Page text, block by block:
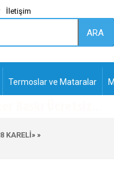
İletişim
ARA
Termoslar ve Mataralar
» »
KARELİ